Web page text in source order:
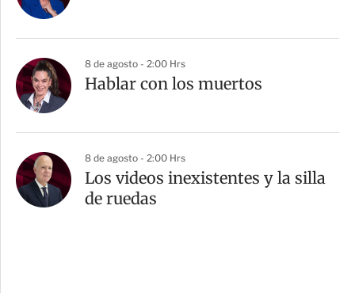
8 de agosto - 2:00 Hrs
Hablar con los muertos
8 de agosto - 2:00 Hrs
Los videos inexistentes y la silla
de ruedas